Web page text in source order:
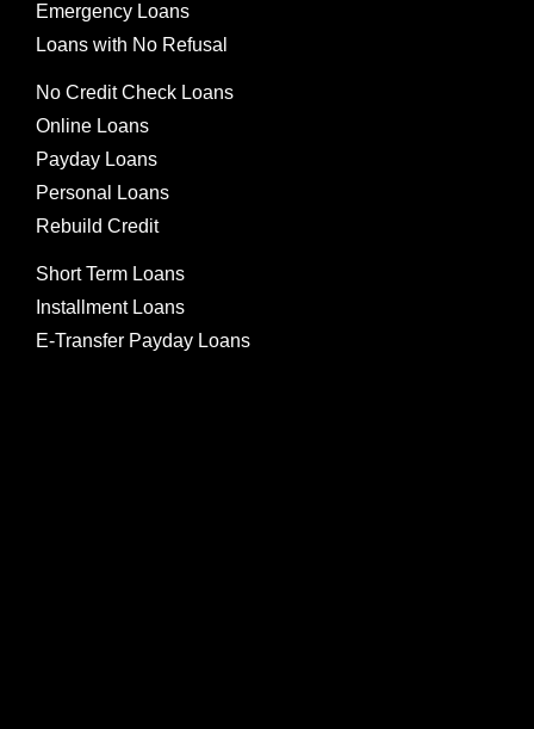
Emergency Loans
Loans with No Refusal
No Credit Check Loans
Online Loans
Payday Loans
Personal Loans
Rebuild Credit
Short Term Loans
Installment Loans
E-Transfer Payday Loans